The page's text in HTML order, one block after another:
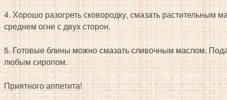
4. Хорошо разогреть сковородку, смазать растительным
среднем огне с двух сторон.
5. Готовые блины можно смазать сливочным маслом.
любым сиропом.
Приятного аппетита!